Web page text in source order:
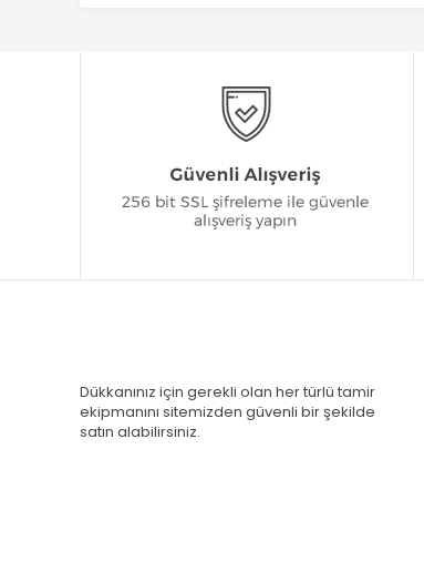
Dükkanınız için gerekli olan her türlü tamir
ekipmanını sitemizden güvenli bir şekilde
satın alabilirsiniz.